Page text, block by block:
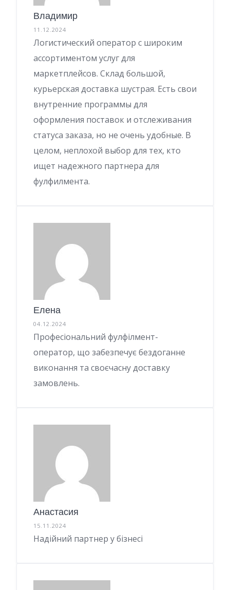
Владимир
11.12.2024
Логистический оператор с широким
ассортиментом услуг для
маркетплейсов. Склад большой,
курьерская доставка шустрая. Есть свои
внутренние программы для
оформления поставок и отслеживания
статуса заказа, но не очень удобные. В
целом, неплохой выбор для тех, кто
ищет надежного партнера для
фулфилмента.
Елена
04.12.2024
Професіональний фулфілмент-
оператор, що забезпечує бездоганне
виконання та своєчасну доставку
замовлень.
Анастасия
15.11.2024
Надійний партнер у бізнесі